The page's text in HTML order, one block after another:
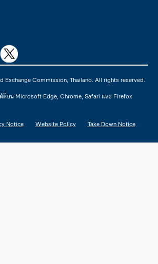
Exchange Commission, Thailand. All rights reserved.
ดีบน Microsoft Edge, Chrome, Safari และ Firefox
Notice Website Policy Take Down Notice